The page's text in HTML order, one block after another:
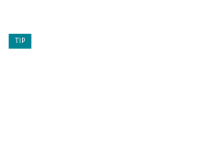
TIP